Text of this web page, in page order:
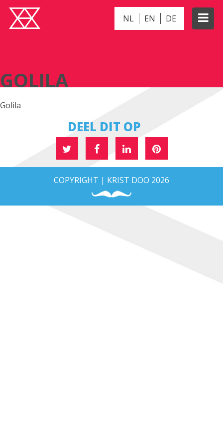
NL EN DE
GOLILA
Golila
DEEL DIT OP
COPYRIGHT | KRIST DOO 2026